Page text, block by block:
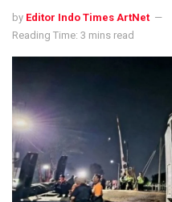
by Editor Indo Times ArtNet
Reading Time: 3 mins read